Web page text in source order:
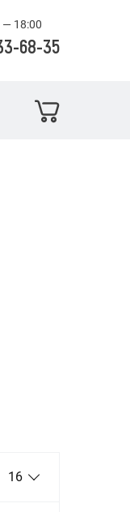
— 18:00
68-35
16